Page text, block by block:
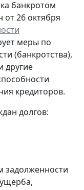
банкротом
от 26 октября
меры по
(банкротства),
другие
кредиторов.
долгов:
задолженности